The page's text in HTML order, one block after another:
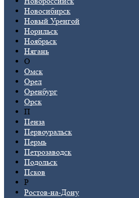
Новосибирск
Новый Уренгой
Норильск
Ноябрьск
Нягань
О
Омск
Орел
Оренбург
Орск
П
Пенза
Первоуральск
Пермь
Петрозаводск
Подольск
Псков
Р
Ростов-на-Дону